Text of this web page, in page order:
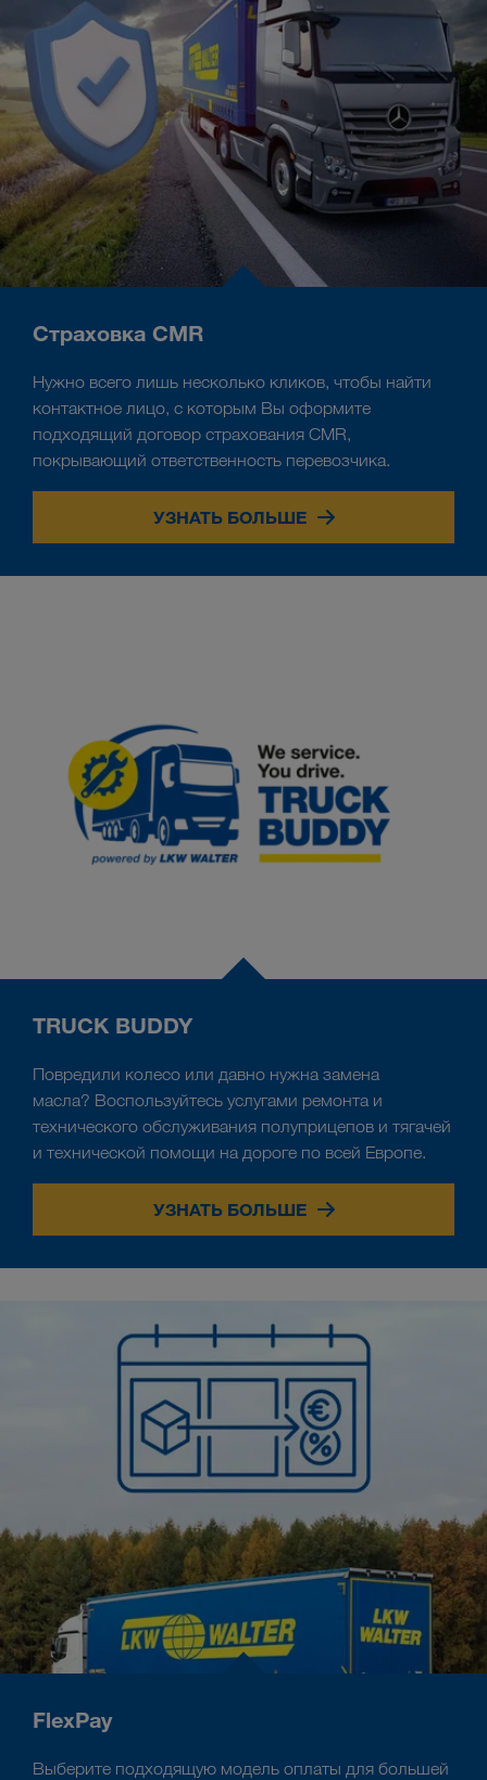
Страховка CMR
Нужно всего лишь несколько кликов, чтобы найти
контактное лицо, с которым Вы оформите
подходящий договор страхования CMR,
покрывающий ответственность перевозчика.
УЗНАТЬ БОЛЬШЕ
TRUCK BUDDY
Повредили колесо или давно нужна замена
масла? Воспользуйтесь услугами ремонта и
технического обслуживания полуприцепов и тягачей
и технической помощи на дороге по всей Европе.
УЗНАТЬ БОЛЬШЕ
FlexPay
Выберите подходящую модель оплаты для большей